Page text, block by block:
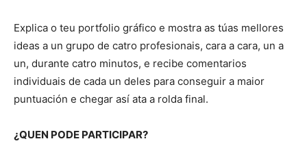
Explica o teu portfolio gráfico e mostra as túas mellores
ideas a un grupo de catro profesionais, cara a cara, un a
un, durante catro minutos, e recibe comentarios
individuais de cada un deles para conseguir a maior
puntuación e chegar así ata a rolda final.
¿QUEN PODE PARTICIPAR?